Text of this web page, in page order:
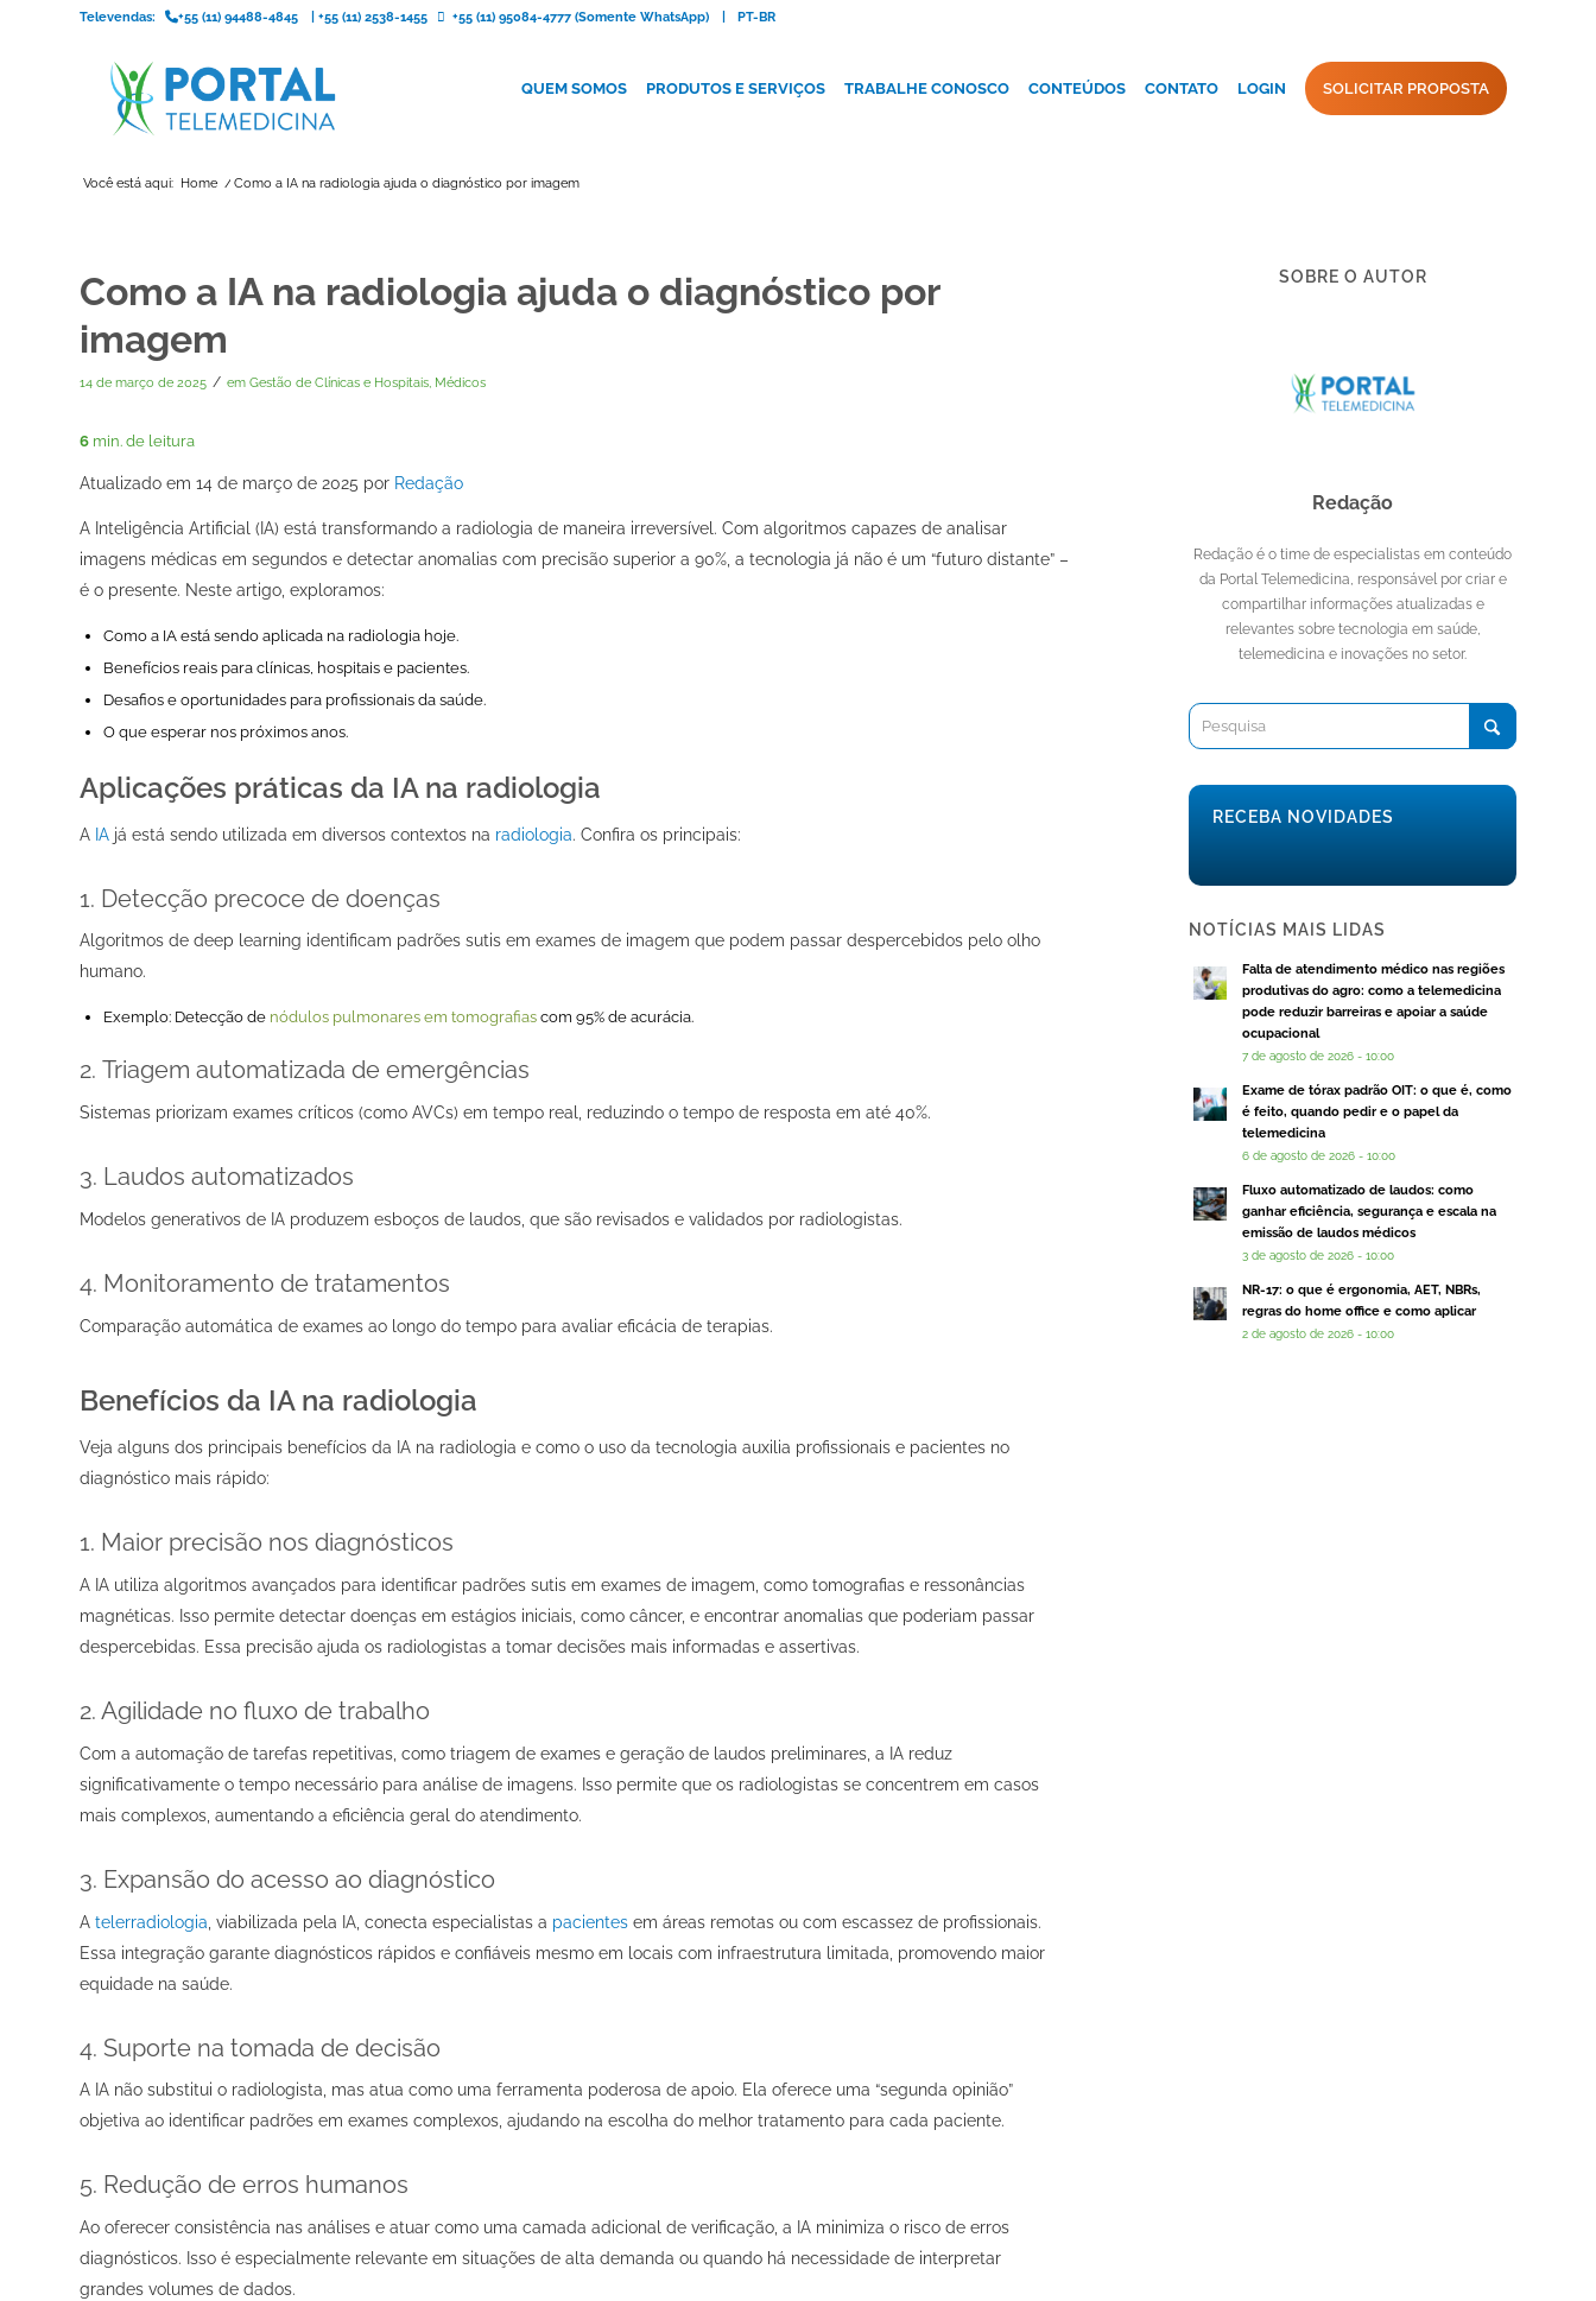
PT-BR
Televendas: +55 (11) 94488-4845 +55 (11) 2538-1455 +55 (11) 95084-4777 (Somente WhatsApp)
QUEM SOMOS PRODUTOS E SERVIÇOS TRABALHE CONOSCO CONTEÚDOS CONTATO SOLICITAR PROPOSTA
LOGIN
Você está aqui: Home / Como a IA na radiologia ajuda o diagnóstico por imagem
Como a IA na radiologia ajuda o diagnóstico por
imagem
14 de março de 2025 / em Gestão de Clínicas e Hospitais Médicos
6 min. de leitura
Atualizado em 14 de março de 2025 por Redação
A Inteligência Artificial (IA) está transformando a radiologia de maneira irreversível. Com algoritmos capazes de analisar
imagens médicas em segundos e detectar anomalias com precisão superior a 90%, a tecnologia já não é um “futuro distante” –
é o presente. Neste artigo, exploramos:
Como a IA está sendo aplicada na radiologia hoje.
Benefícios reais para clínicas, hospitais e pacientes.
Desafios e oportunidades para profissionais da saúde.
O que esperar nos próximos anos.
Aplicações práticas da IA na radiologia
A IA já está sendo utilizada em diversos contextos na radiologia. Confira os principais:
1. Detecção precoce de doenças
Algoritmos de deep learning identificam padrões sutis em exames de imagem que podem passar despercebidos pelo olho
humano.
Exemplo: Detecção de nódulos pulmonares em tomografias com 95% de acurácia.
2. Triagem automatizada de emergências
Sistemas priorizam exames críticos (como AVCs) em tempo real, reduzindo o tempo de resposta em até 40%.
3. Laudos automatizados
Modelos generativos de IA produzem esboços de laudos, que são revisados e validados por radiologistas.
4. Monitoramento de tratamentos
Comparação automática de exames ao longo do tempo para avaliar eficácia de terapias.
Benefícios da IA na radiologia
Veja alguns dos principais benefícios da IA na radiologia e como o uso da tecnologia auxilia profissionais e pacientes no
diagnóstico mais rápido:
1. Maior precisão nos diagnósticos
A IA utiliza algoritmos avançados para identificar padrões sutis em exames de imagem, como tomografias e ressonâncias
magnéticas. Isso permite detectar doenças em estágios iniciais, como câncer, e encontrar anomalias que poderiam passar
despercebidas. Essa precisão ajuda os radiologistas a tomar decisões mais informadas e assertivas.
2. Agilidade no fluxo de trabalho
Com a automação de tarefas repetitivas, como triagem de exames e geração de laudos preliminares, a IA reduz
significativamente o tempo necessário para análise de imagens. Isso permite que os radiologistas se concentrem em casos
mais complexos, aumentando a eficiência geral do atendimento.
3. Expansão do acesso ao diagnóstico
A telerradiologia , viabilizada pela IA, conecta especialistas a pacientes em áreas remotas ou com escassez de profissionais.
Essa integração garante diagnósticos rápidos e confiáveis mesmo em locais com infraestrutura limitada, promovendo maior
equidade na saúde.
4. Suporte na tomada de decisão
A IA não substitui o radiologista, mas atua como uma ferramenta poderosa de apoio. Ela oferece uma “segunda opinião”
objetiva ao identificar padrões em exames complexos, ajudando na escolha do melhor tratamento para cada paciente.
5. Redução de erros humanos
Ao oferecer consistência nas análises e atuar como uma camada adicional de verificação, a IA minimiza o risco de erros
diagnósticos. Isso é especialmente relevante em situações de alta demanda ou quando há necessidade de interpretar
grandes volumes de dados.
SOBRE O AUTOR
Redação
Redação é o time de especialistas em conteúdo
da Portal Telemedicina, responsável por criar e
compartilhar informações atualizadas e
relevantes sobre tecnologia em saúde,
telemedicina e inovações no setor.
RECEBA NOVIDADES
NOTÍCIAS MAIS LIDAS
Falta de atendimento médico nas regiões
produtivas do agro: como a telemedicina
pode reduzir barreiras e apoiar a saúde
ocupacional
7 de agosto de 2026 - 10:00
Exame de tórax padrão OIT: o que é, como
é feito, quando pedir e o papel da
telemedicina
6 de agosto de 2026 - 10:00
Fluxo automatizado de laudos: como
ganhar eficiência, segurança e escala na
emissão de laudos médicos
3 de agosto de 2026 - 10:00
NR-17: o que é ergonomia, AET, NBRs,
regras do home office e como aplicar
2 de agosto de 2026 - 10:00